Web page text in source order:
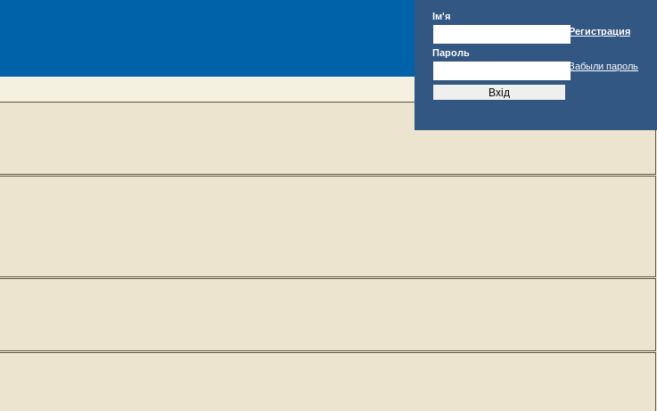
Ім'я
Пароль
Регистрация
Забыли пароль